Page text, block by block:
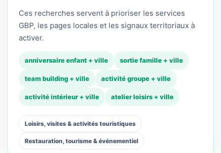
Ces recherches servent à prioriser les services
GBP, les pages locales et les signaux territoriaux à
activer.
anniversaire enfant + ville sortie famille + ville
team building + ville activité groupe + ville
activité intérieur + ville atelier loisirs + ville
Loisirs, visites & activités touristiques
Restauration, tourisme & événementiel